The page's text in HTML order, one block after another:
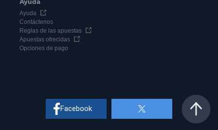
Ayuda
Contáctenos
Reglas de las apuestas
Apuestas ofrecidas
Opciones de pago
Facebook